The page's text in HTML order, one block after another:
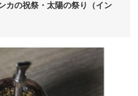
カの祝祭・太陽の祭り（イン